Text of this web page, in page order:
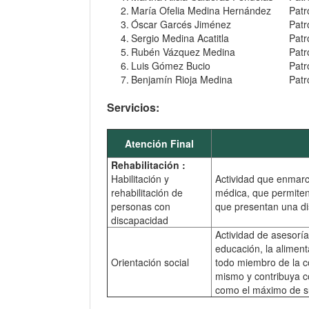
2. María Ofelia Medina Hernández
3. Óscar Garcés Jiménez
4. Sergio Medina Acatitla
5. Rubén Vázquez Medina
6. Luis Gómez Bucio
7. Benjamín Rioja Medina
Servicios:
Atención Final
Rehabilitación :
Habilitación y
rehabilitación de
personas con
discapacidad
Actividad que
médica, que
que presentan una
Orientación social
Actividad de
educación, la
todo miembro de la
mismo y contribuya
como el máximo de